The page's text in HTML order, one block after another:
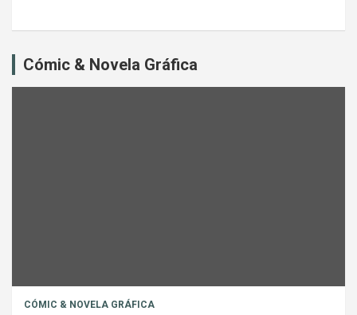
Cómic & Novela Gráfica
CÓMIC & NOVELA GRÁFICA